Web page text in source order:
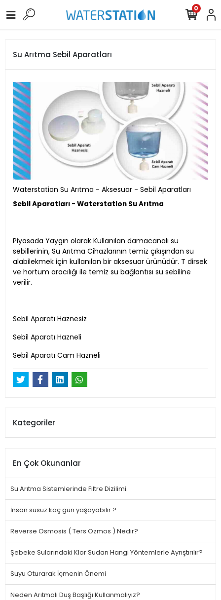
0
Su Arıtma Sebil Aparatları
Waterstation Su Arıtma - Aksesuar - Sebil Aparatları
Sebil Aparatları - Waterstation Su Arıtma
Piyasada Yaygın olarak Kullanılan damacanalı su
sebillerinin, Su Arıtma Cihazlarının temiz çıkışından su
alabilekmek için kullanılan bir aksesuar ürünüdür. T dirsek
ve hortum aracılığı ile temiz su bağlantısı su sebiline
verilir.
Sebil Aparatı Haznesiz
Sebil Aparatı Hazneli
Sebil Aparatı Cam Hazneli
Kategoriler
En Çok Okunanlar
Su Arıtma Sistemlerinde Filtre Dizilimi.
İnsan susuz kaç gün yaşayabilir ?
Reverse Osmosis ( Ters Ozmos ) Nedir?
Şebeke Sularındaki Klor Sudan Hangi Yöntemlerle Ayrıştırılır?
Suyu Oturarak İçmenin Önemi
Neden Arıtmalı Duş Başlığı Kullanmalıyız?